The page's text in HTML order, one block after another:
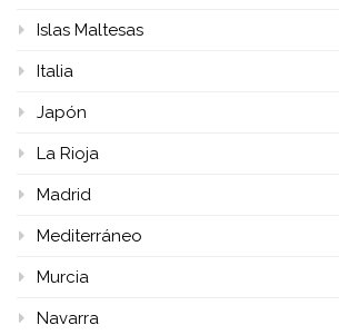
Islas Maltesas
Italia
Japón
La Rioja
Madrid
Mediterráneo
Murcia
Navarra